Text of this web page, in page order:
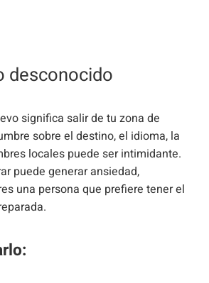
desconocido
significa salir de tu zona de
sobre el destino, el idioma, la
locales puede ser intimidante.
puede generar ansiedad,
una persona que prefiere tener el